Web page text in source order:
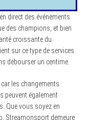
direct des événements
des champions, et bien
croissante du
sur ce type de services
débourser un centime.
car les changements
peuvent également
Que vous soyez en
Streamonsport demeure